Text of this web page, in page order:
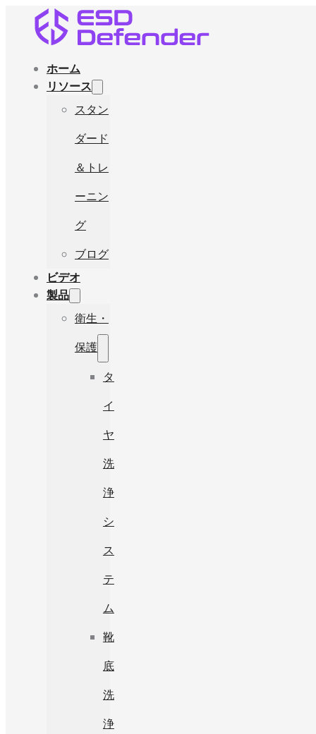
ホーム
リソース
スタン
ダード
＆トレ
ーニン
グ
ブログ
ビデオ
製品
衛生・
保護
タ
イ
ヤ
洗
浄
シ
ス
テ
ム
靴
底
洗
浄